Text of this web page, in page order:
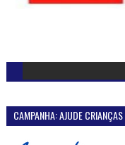
CAMPANHA: AJUDE